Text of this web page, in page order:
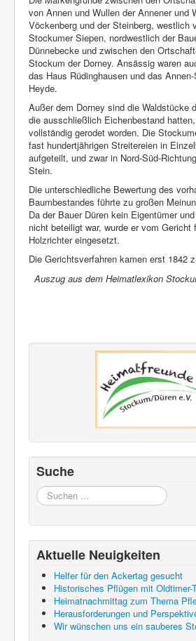
von Annen und Wullen der Annener und
Vöckenberg und der Steinberg, westlich
Stockumer Siepen, nordwestlich der
Dünnebecke und zwischen den
Stockum der Dorney. Ansässig waren
das Haus Rüdinghausen und das
Heyde.
Außer dem Dorney sind die Waldstücke
die ausschließlich Eichenbestand
vollständig gerodet worden. Die
fast hundertjährigen Streitereien in
aufgeteilt, und zwar in Nord-Süd-
Stein.
Die unterschiedliche Bewertung des
Baumbestandes führte zu großen
Da der Bauer Düren kein Eigentümer
nicht beteiligt war, wurde er vom Gericht
Holzrichter eingesetzt.
Die Gerichtsverfahren kamen erst 1842
Auszug aus dem Heimatlexikon
Suche
Suchen
...
Aktuelle Neuigkeiten
Helfer für den Ackertag gesucht
Historisches Pflügen mit Oldtimer-
Heimatnachmittag zum Thema
Herausforderungen und
Wir wünschen uns ein sauberes